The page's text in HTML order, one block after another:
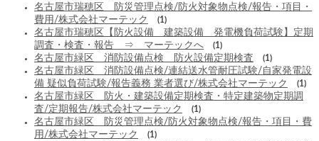
名古屋市瑞穂区 防災管理点検/防火対象物点検/報告・項目・
費用/株式会社マーテック
(1)
名古屋市瑞穂区【防火設備 建築設備 発電機負荷試験】定期
調査・検査・報告 ⇒ マーテックへ
(1)
名古屋市緑区 消防設備点検 防火設備定期検査 (1)
名古屋市緑区 消防設備点検/連結送水管耐圧試験/自家発電設
備 疑似負荷試験/報告義務 業者選び/株式会社マーテック
(1)
名古屋市緑区 防火・建築設備定期検査・特定建築物定期調
査/定期報告/株式会社マーテック
(1)
名古屋市緑区 防災管理点検/防火対象物点検/報告・項目・費
用/株式会社マーテック
(1)